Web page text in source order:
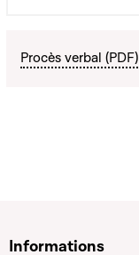
Procès verbal (PDF)
Informations